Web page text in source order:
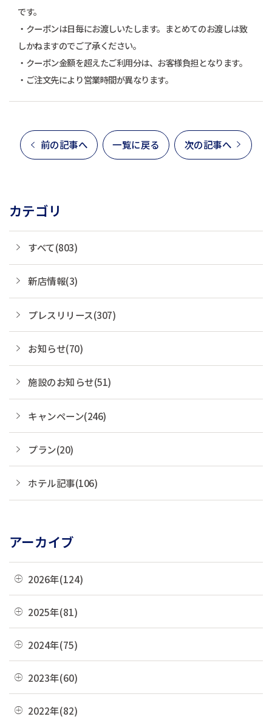
です。
・クーポンは日毎にお渡しいたします。まとめてのお渡しは致
しかねますのでご了承ください。
・クーポン金額を超えたご利用分は、お客様負担となります。
・ご注文先により営業時間が異なります。
前の記事へ 一覧に戻る 次の記事へ
カテゴリ
すべて(803)
新店情報(3)
プレスリリース(307)
お知らせ(70)
施設のお知らせ(51)
キャンペーン(246)
プラン(20)
ホテル記事(106)
アーカイブ
2026年(124)
08月(3)
07月(21)
05月(13)
04月(10)
2025年(81)
12月(8)
11月(22)
09月(3)
2024年(75)
12月(4)
11月(6)
2023年(60)
12月(4)
2022年(82)